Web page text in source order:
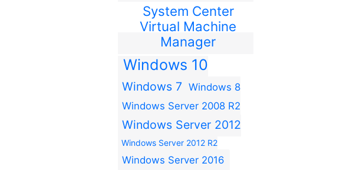
System Center
Virtual Machine
Manager
Windows 10
Windows 7
Windows 8
Windows Server 2008 R2
Windows Server 2012
Windows Server 2012 R2
Windows Server 2016